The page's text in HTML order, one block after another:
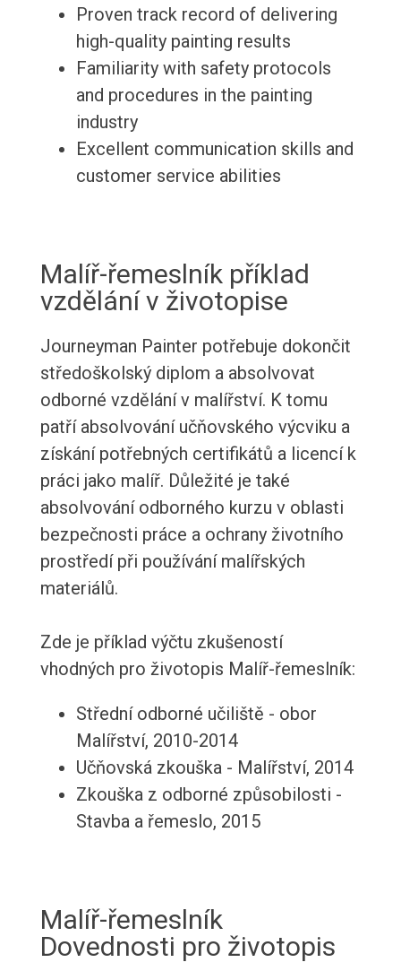
Proven track record of delivering
high-quality painting results
Familiarity with safety protocols
and procedures in the painting
industry
Excellent communication skills and
customer service abilities
Malíř-řemeslník příklad
vzdělání v životopise
Journeyman Painter potřebuje dokončit
středoškolský diplom a absolvovat
odborné vzdělání v malířství. K tomu
patří absolvování učňovského výcviku a
získání potřebných certifikátů a licencí k
práci jako malíř. Důležité je také
absolvování odborného kurzu v oblasti
bezpečnosti práce a ochrany životního
prostředí při používání malířských
materiálů.
Zde je příklad výčtu zkušeností
vhodných pro životopis Malíř-řemeslník:
Střední odborné učiliště - obor
Malířství, 2010-2014
Učňovská zkouška - Malířství, 2014
Zkouška z odborné způsobilosti -
Stavba a řemeslo, 2015
Malíř-řemeslník
Dovednosti pro životopis